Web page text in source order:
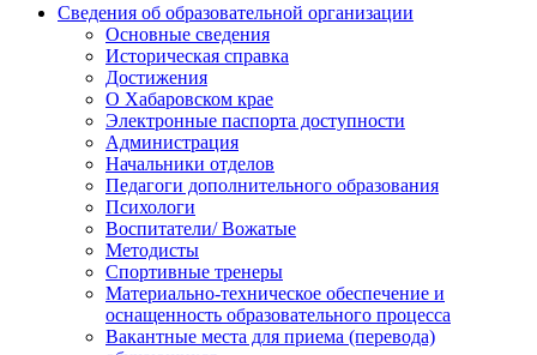
Сведения об образовательной организации
Основные сведения
Историческая справка
Достижения
О Хабаровском крае
Электронные паспорта доступности
Администрация
Начальники отделов
Педагоги дополнительного образования
Психологи
Воспитатели/ Вожатые
Методисты
Спортивные тренеры
Материально-техническое обеспечение и
оснащенность образовательного процесса
Вакантные места для приема (перевода)